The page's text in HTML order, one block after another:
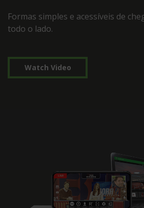
Formas simples e acessíveis de
todo o lado.
Watch Video